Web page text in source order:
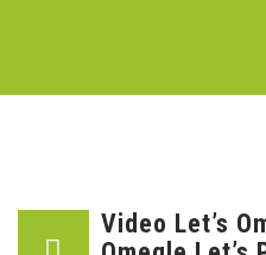
Video Let’s